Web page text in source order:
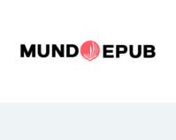
contenido